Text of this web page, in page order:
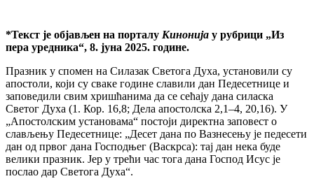
*Текст је објављен на порталу Кинонија у рубрици „Из
пера уредника“, 8. јуна 2025. године.
Празник у спомен на Силазак Светога Духа, установили су
апостоли, који су сваке године славили дан Педесетнице и
заповедили свим хришћанима да се сећају дана силаска
Светог Духа (1. Кор. 16,8; Дела апостолска 2,1–4, 20,16). У
„Апостолским установама“ постоји директна заповест о
слављењу Педесетнице: „Десет дана по Вазнесењу је педесети
дан од првог дана Господњег (Васкрса): тај дан нека буде
велики празник. Јер у трећи час тога дана Господ Исус је
послао дар Светога Духа“.